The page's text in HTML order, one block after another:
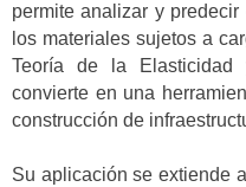
permite analizar y
los materiales sujetos a
Teoría de la
convierte en una
construcción de
Su aplicación se extiende